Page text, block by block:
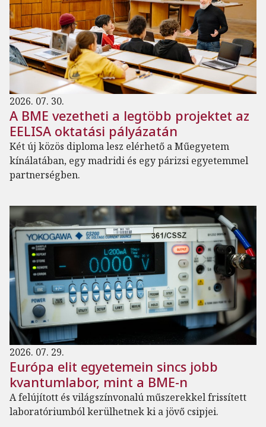
2026. 07. 30.
A BME vezetheti a legtöbb projektet az
EELISA oktatási pályázatán
Két új közös diploma lesz elérhető a Műegyetem
kínálatában, egy madridi és egy párizsi egyetemmel
partnerségben.
2026. 07. 29.
Európa elit egyetemein sincs jobb
kvantumlabor, mint a BME-n
A felújított és világszínvonalú műszerekkel frissített
laboratóriumból kerülhetnek ki a jövő csipjei.